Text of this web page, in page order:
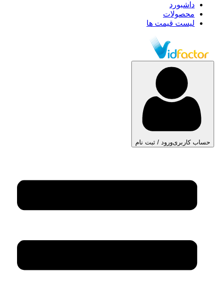
داشبورد
محصولات
لیست قیمت ها
حساب کاربریورود / ثبت نام